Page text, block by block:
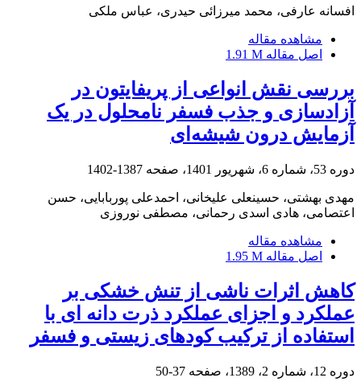
افسانه عارفی، محمد میرزائی حیدری، عباس ملکی
مشاهده مقاله
اصل مقاله 1.91 M
بررسی نقش انواعی از پریفایتون در
آزادسازی و جذب فسفر نامحلول در یک
آزمایش درون شیشه‌ای
دوره 53، شماره 6، شهریور 1401، صفحه 1387-1402
مهدی بهشتی، حسینعلی علیخانی، احمدعلی پوربابایی، حسن
اعتصامی، هادی اسدی رحمانی، مصطفی نوروزی
مشاهده مقاله
اصل مقاله 1.95 M
کاهش اثرات ناشی از تنش خشکی بر
عملکرد و اجزای عملکرد ذرت دانه ای با
استفاده از ترکیب کودهای زیستی و فسفر
دوره 12، شماره 2، 1389، صفحه 37-50